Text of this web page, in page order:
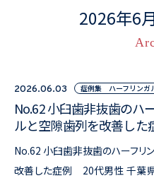
2026年6
2026.06.03 症例集 ハーフリンガ
No.62 小臼歯非抜歯のハ
ルと空隙歯列を改善した
No.62 小臼歯非抜歯のハーフリ
改善した症例 20代男性 千葉県